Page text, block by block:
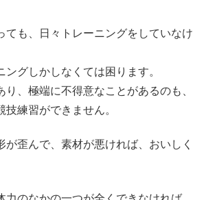
ても、日々トレーニングをしていなけ
グしかしなくては困ります。
り、極端に不得意なことがあるのも、
練習ができません。
が歪んで、素材が悪ければ、おいしく